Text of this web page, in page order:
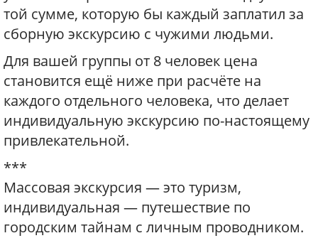
той сумме, которую бы каждый заплатил за
сборную экскурсию с чужими людьми.
Для вашей группы от 8 человек цена
становится ещё ниже при расчёте на
каждого отдельного человека, что делает
индивидуальную экскурсию по-настоящему
привлекательной.
***
Массовая экскурсия — это туризм,
индивидуальная — путешествие по
городским тайнам с личным проводником.